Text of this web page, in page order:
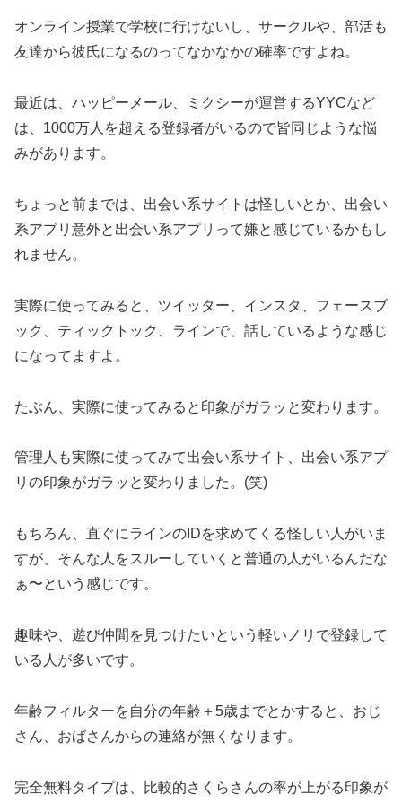
オンライン授業で学校に行けないし、サークルや、部活も
友達から彼氏になるのってなかなかの確率ですよね。
最近は、ハッピーメール、ミクシーが運営するYYCなど
は、1000万人を超える登録者がいるので皆同じような悩
みがあります。
ちょっと前までは、出会い系サイトは怪しいとか、出会い
系アプリ意外と出会い系アプリって嫌と感じているかもし
れません。
実際に使ってみると、ツイッター、インスタ、フェースブ
ック、ティックトック、ラインで、話しているような感じ
になってますよ。
たぶん、実際に使ってみると印象がガラッと変わります。
管理人も実際に使ってみて出会い系サイト、出会い系アプ
リの印象がガラッと変わりました。(笑)
もちろん、直ぐにラインのIDを求めてくる怪しい人がいま
すが、そんな人をスルーしていくと普通の人がいるんだな
ぁ〜という感じです。
趣味や、遊び仲間を見つけたいという軽いノリで登録して
いる人が多いです。
年齢フィルターを自分の年齢＋5歳までとかすると、おじ
さん、おばさんからの連絡が無くなります。
完全無料タイプは、比較的さくらさんの率が上がる印象が